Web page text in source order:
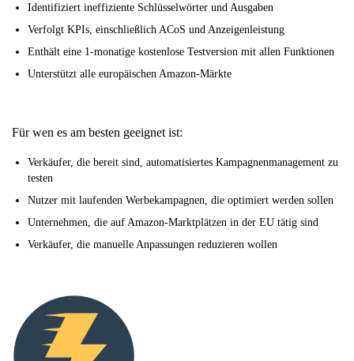
Identifiziert ineffiziente Schlüsselwörter und Ausgaben
Verfolgt KPIs, einschließlich ACoS und Anzeigenleistung
Enthält eine 1-monatige kostenlose Testversion mit allen Funktionen
Unterstützt alle europäischen Amazon-Märkte
Für wen es am besten geeignet ist:
Verkäufer, die bereit sind, automatisiertes Kampagnenmanagement zu
testen
Nutzer mit laufenden Werbekampagnen, die optimiert werden sollen
Unternehmen, die auf Amazon-Marktplätzen in der EU tätig sind
Verkäufer, die manuelle Anpassungen reduzieren wollen